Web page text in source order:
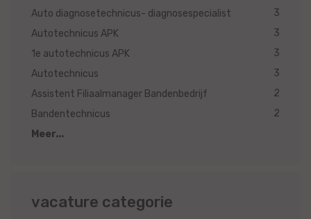
Auto diagnosetechnicus- diagnosespecialist
3
Autotechnicus APK
3
1e autotechnicus APK
3
Autotechnicus
3
Assistent Filiaalmanager Bandenbedrijf
2
Bandentechnicus
2
Meer...
vacature categorie